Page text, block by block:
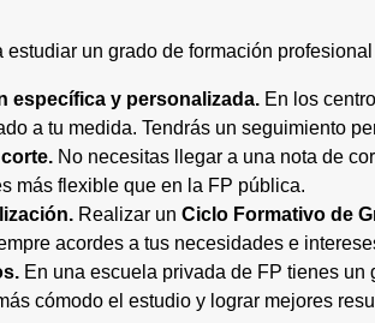
estudiar un grado de formación
específica y personalizada. En los
a tu medida. Tendrás un seguimiento
No necesitas llegar a una nota de
más flexible que en la FP pública.
Realizar un Ciclo Formativo de
acordes a tus necesidades e
En una escuela privada de FP tienes
cómodo el estudio y lograr mejores